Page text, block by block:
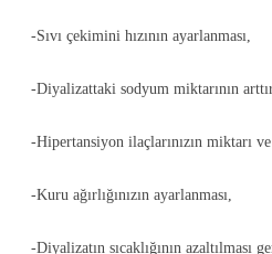
-Sıvı çekimini hızının ayarlanması,
-Diyalizattaki sodyum miktarının
-Hipertansiyon ilaçlarınızın miktarı
-Kuru ağırlığınızın ayarlanması,
-Diyalizatın sıcaklığının azaltılması